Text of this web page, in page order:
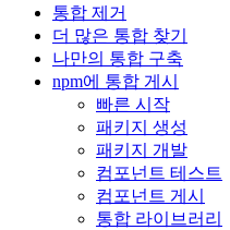
통합 제거
더 많은 통합 찾기
나만의 통합 구축
npm에 통합 게시
빠른 시작
패키지 생성
패키지 개발
컴포넌트 테스트
컴포넌트 게시
통합 라이브러리